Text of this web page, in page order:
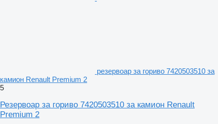
резервоар за гориво 7420503510 за
камион Renault Premium 2
5
Резервоар за гориво 7420503510 за камион Renault
Premium 2